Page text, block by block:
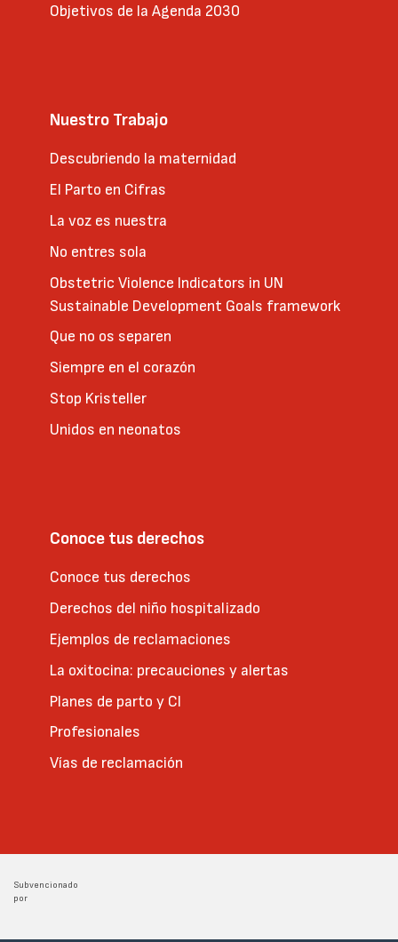
Objetivos de la Agenda 2030
Nuestro Trabajo
Descubriendo la maternidad
El Parto en Cifras
La voz es nuestra
No entres sola
Obstetric Violence Indicators in UN
Sustainable Development Goals framework
Que no os separen
Siempre en el corazón
Stop Kristeller
Unidos en neonatos
Conoce tus derechos
Conoce tus derechos
Derechos del niño hospitalizado
Ejemplos de reclamaciones
La oxitocina: precauciones y alertas
Planes de parto y CI
Profesionales
Vías de reclamación
Subvencionado
por